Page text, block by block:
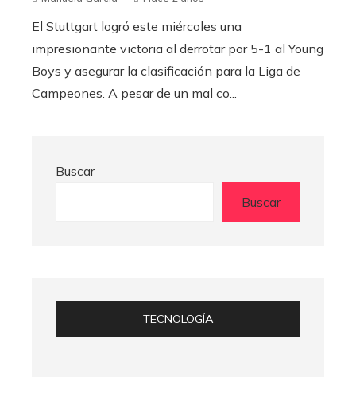
El Stuttgart logró este miércoles una
impresionante victoria al derrotar por 5-1 al Young
Boys y asegurar la clasificación para la Liga de
Campeones. A pesar de un mal co...
Buscar
Buscar
TECNOLOGÍA